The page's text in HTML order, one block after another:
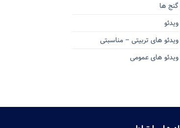
گنج ها
ویدئو
ویدئو های تربیتی – مناسبتی
ویدئو های عمومی